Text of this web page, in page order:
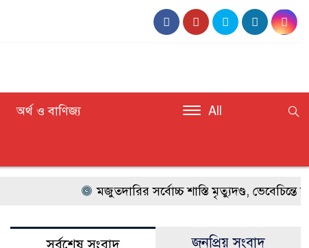
অর্থ ও বাণিজ্য All
মজুতদারির সর্বোচ্চ শাস্তি মৃত্যুদণ্ড, ভেবেচিন্তে
জনপ্রিয় সংবাদ